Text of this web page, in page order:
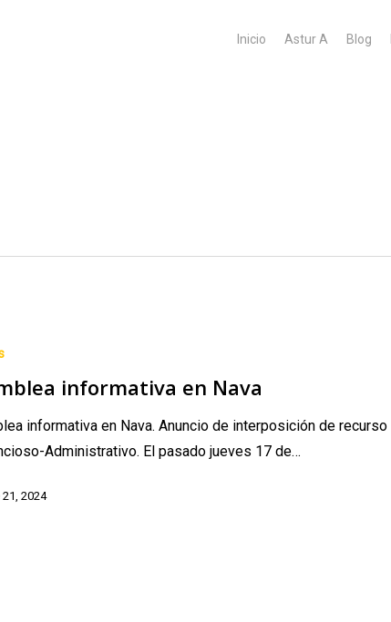
Inicio Astur A Blog
informativa en Nava
informativa en Nava. Anuncio de interposición de recurso
Administrativo. El pasado jueves 17 de…
2024